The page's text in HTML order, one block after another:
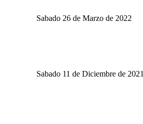
Sabado 26 de Marzo de 2022
Sabado 11 de Diciembre de 2021